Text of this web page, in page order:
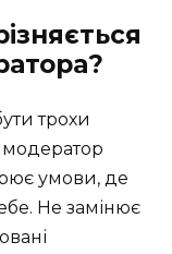
трохи
умови, де
Не замінює